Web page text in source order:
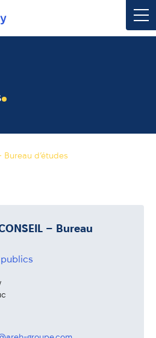
Bureau d’études
– Bureau
mairie
à Lentilly
& Économie
votre mairie